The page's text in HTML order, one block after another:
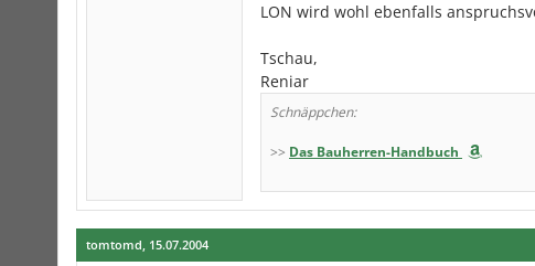
LON wird wohl ebenfalls
Tschau,
Reniar
Schnäppchen:
>> Das Bauherren-Handbuch
tomtomd, 15.07.2004